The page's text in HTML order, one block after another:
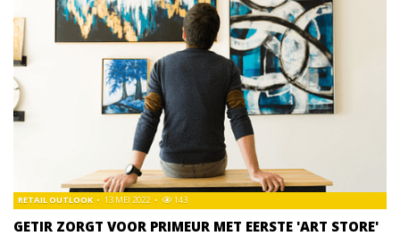
GETIR ZORGT VOOR PRIMEUR MET EERSTE 'ART STORE'
RETAIL OUTLOOK 13 MEI 2022 143